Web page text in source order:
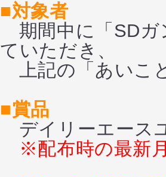
■対象者
期間中に「SDガ
ていただき、
上記の「あいこ
■賞品
デイリーエース
※配布時の最新